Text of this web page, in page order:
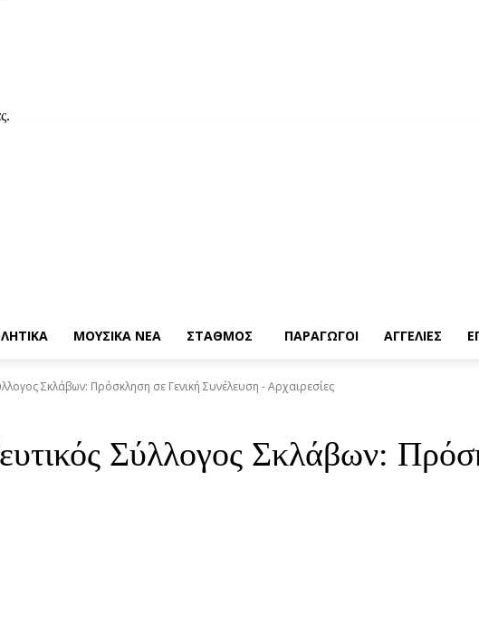
ΜΟΥΣΙΚΑ ΝΕΑ ΣΤΑΘΜΟΣ ΠΑΡΑΓΩΓΟΙ ΑΓΓΕΛΙΕΣ
Σκλάβων: Πρόσκληση σε Γενική Συνέλευση - Αρχαιρεσίες
Σύλλογος Σκλάβων: